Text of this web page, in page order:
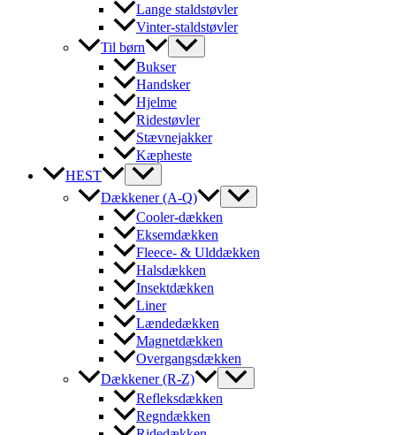
Lange staldstøvler
Vinter-staldstøvler
Til børn
Bukser
Handsker
Hjelme
Ridestøvler
Stævnejakker
Kæpheste
HEST
Dækkener (A-Q)
Cooler-dækken
Eksemdækken
Fleece- & Ulddækken
Halsdækken
Insektdækken
Liner
Lændedækken
Magnetdækken
Overgangsdækken
Dækkener (R-Z)
Refleksdækken
Regndækken